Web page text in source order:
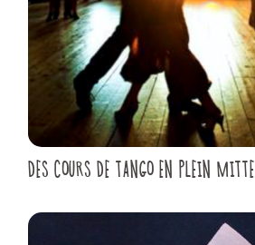
DES COURS DE TANGO EN PLEIN MITTE